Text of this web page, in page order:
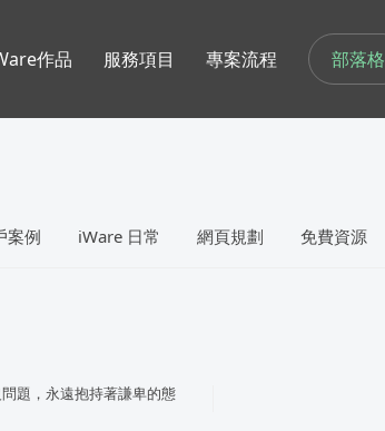
部落格
案例 iWare 日常 網頁規劃 免費資源
題，永遠抱持著謙卑的態